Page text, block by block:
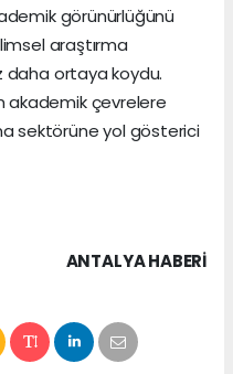
görünürlüğünü
araştırma
daha ortaya koydu.
akademik çevrelere
sektörüne yol gösterici
ANTALYA HABERİ